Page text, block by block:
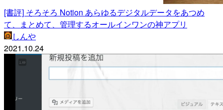
[書評] そろそろ Notion あらゆるデジタルデータをあつめ
て、まとめて、管理するオールインワンの神アプリ
しんや
2021.10.24